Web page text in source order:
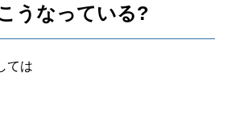
うなっている?
ては